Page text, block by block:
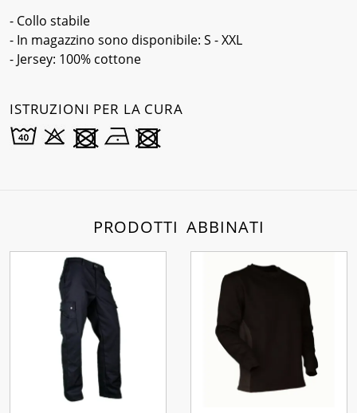
- Collo stabile
- In magazzino sono disponibile: S - XXL
- Jersey: 100% cottone
ISTRUZIONI PER LA CURA
PRODOTTI ABBINATI